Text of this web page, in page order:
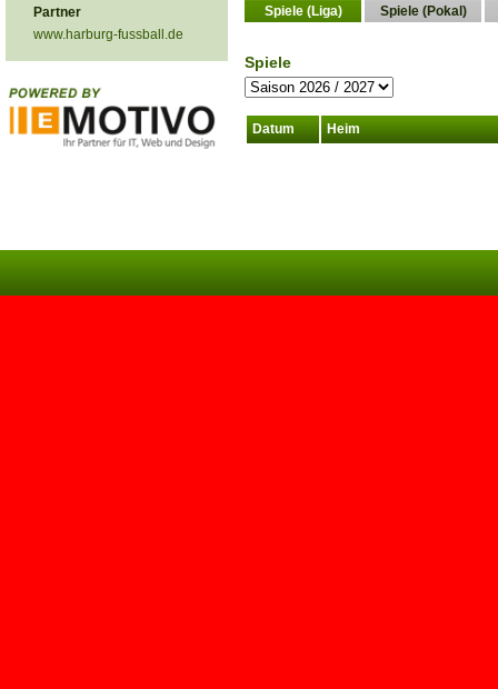
Partner
www.harburg-fussball.de
Spiele (Liga) Spiele (Pokal)
Spiele
Datum Heim